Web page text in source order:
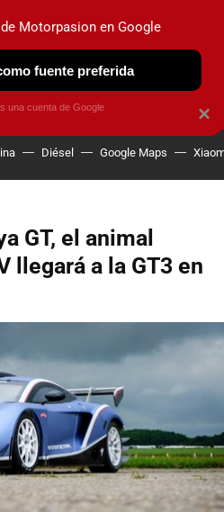
OBSERVATORIO
Diésel Google Maps
GT, el animal
llegará a la GT3 en
×
Motorpasion en Google
fuente preferida
una cuenta de Google